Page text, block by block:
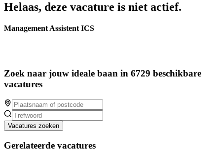
Helaas, deze vacature is niet actief.
Management Assistent ICS
Zoek naar jouw ideale baan in 6729 beschikbare
vacatures
Vacatures zoeken
Gerelateerde vacatures